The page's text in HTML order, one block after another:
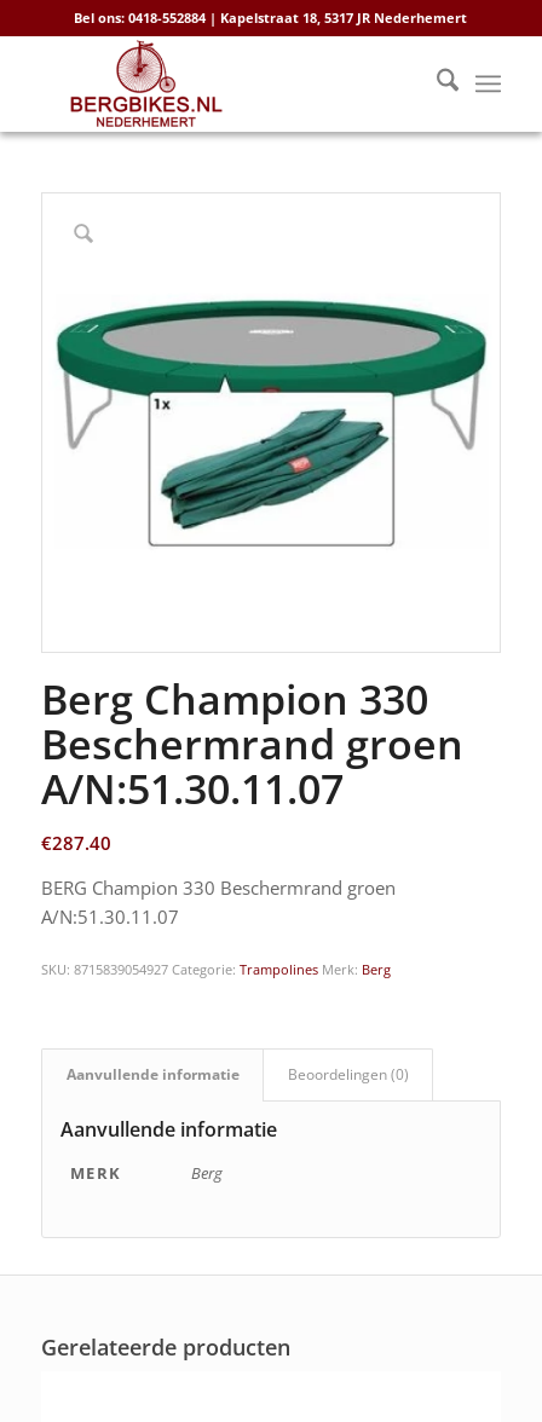
Bel ons: 0418-552884 | Kapelstraat 18, 5317 JR Nederhemert
Berg Champion 330
Beschermrand groen
A/N:51.30.11.07
€287.40
BERG Champion 330 Beschermrand groen
A/N:51.30.11.07
SKU: 8715839054927 Categorie: Trampolines Merk: Berg
Aanvullende informatie Beoordelingen (0)
Aanvullende informatie
MERK Berg
Gerelateerde producten